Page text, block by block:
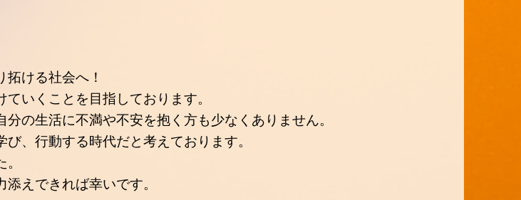
ける社会へ！
ていくことを目指しております。
の生活に不満や不安を抱く方も少なくありません。
び、行動する時代だと考えております。
えできれば幸いです。